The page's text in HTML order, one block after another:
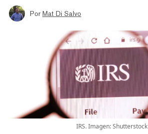
Por Mat Di Salvo
IRS. Imagen: Shutterstock